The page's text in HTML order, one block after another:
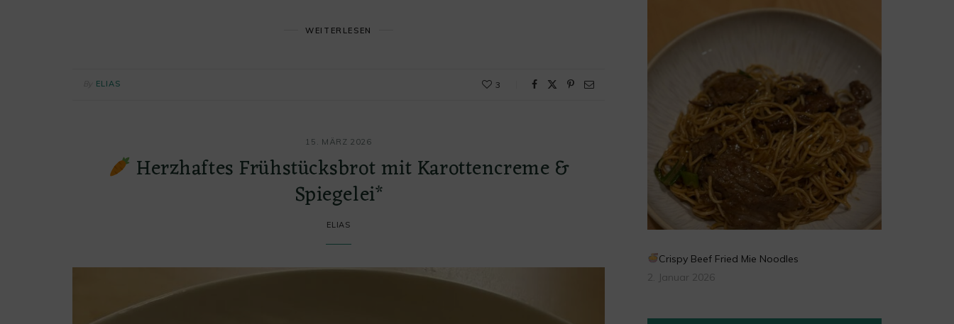
WEITERLESEN
ELIAS 3
15. MÄRZ 2026
Herzhaftes Frühstücksbrot mit Karottencreme &
Spiegelei*
ELIAS
Crispy Beef Fried Mie Noodles
2. Januar 2026